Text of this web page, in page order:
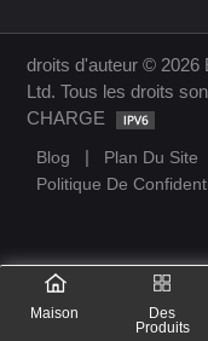
droits d'auteur © 2026
Ltd. Tous les droits
CHARGE
Blog | Plan Du Site
Politique De
Maison
Des
Produits